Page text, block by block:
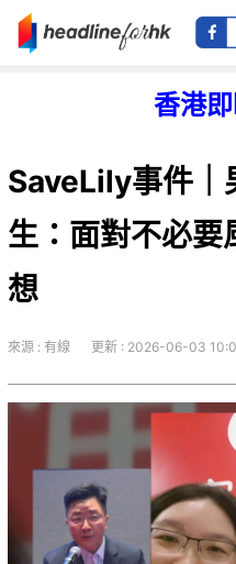
香港
SaveLily事件｜
生：面對不必要
想
來源 : 有線 更新 : 2026-06-03